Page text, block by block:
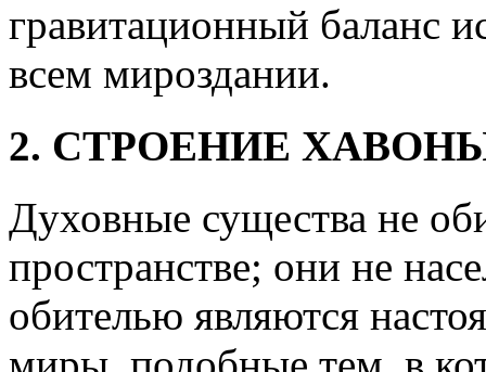
гравитационный баланс
всем мироздании.
2. СТРОЕНИЕ
Духовные существа не
пространстве; они не
обителью являются